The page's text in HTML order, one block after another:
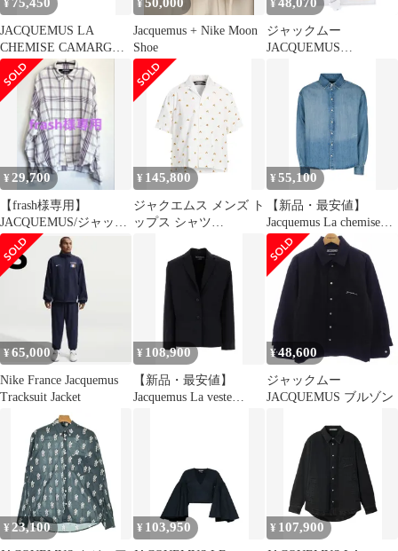
¥
JACQUEMUS LA
CHEMISE CAMARGUE
シャツ 送料無料
¥
Jacquemus + Nike Moon
Shoe
¥
ジャックムー
JACQUEMUS
¥ 29,700
【frash様専用】
JACQUEMUS/ジャック
ムス SS21 "L'AMOUR
¥ 145,800
ジャクエムス メンズ ト
ップス シャツ
¥55,100
【新品・最安値】
Jacquemus La chemise
de-nimes simon
BLUETABAC 正規品 そ
の他
¥65,000
Nike France Jacquemus
Tracksuit Jacket
¥ 108,900
【新品・最安値】
Jacquemus La veste
¥48,600
ジャックムー
JACQUEMUS ブルゾン
¥23,100 ¥ 103,950 ¥ 107,900